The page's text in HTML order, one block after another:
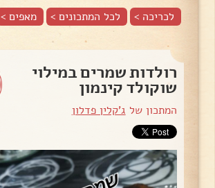
לכריכה > לכל המתכונים > מאפים>
רולדות שמרים במילוי
שוקולד קינמון
המתכון של ג'קלין פדלון